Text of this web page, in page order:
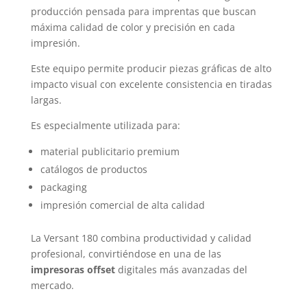
producción pensada para imprentas que buscan
máxima calidad de color y precisión en cada
impresión.
Este equipo permite producir piezas gráficas de alto
impacto visual con excelente consistencia en tiradas
largas.
Es especialmente utilizada para:
material publicitario premium
catálogos de productos
packaging
impresión comercial de alta calidad
La Versant 180 combina productividad y calidad
profesional, convirtiéndose en una de las
impresoras offsetdigitales más avanzadas del
mercado.